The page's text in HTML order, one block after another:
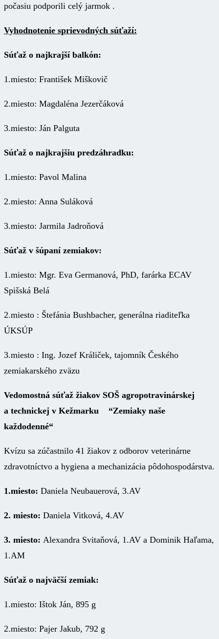
počasiu podporili celý jarmok .
Vyhodnotenie sprievodných súťaží:
Súťaž o najkrajší balkón:
1.miesto: František Miškovič
2.miesto: Magdaléna Jezerčáková
3.miesto: Ján Palguta
Súťaž o najkrajšiu predzáhradku:
1.miesto: Pavol Malina
2.miesto: Anna Suláková
3.miesto: Jarmila Jadroňová
Súťaž v šúpaní zemiakov:
1.miesto: Mgr. Eva Germanová, PhD, farárka ECAV
Spišská Belá
2.miesto : Štefánia Bushbacher, generálna riaditeľka
ÚKSÚP
3.miesto : Ing. Jozef Králiček, tajomník Českého
zemiakarského zväzu
Vedomostná súťaž žiakov SOŠ agropotravinárskej
a technickej v Kežmarku “Zemiaky naše
každodenné“
Kvízu sa zúčastnilo 41 žiakov z odborov veterinárne
zdravotníctvo a hygiena a mechanizácia pôdohospodárstva.
1.miesto: Daniela Neubauerová, 3.AV
2. miesto: Daniela Vitková, 4.AV
3. miesto: Alexandra Svitaňová, 1.AV a Dominik Haľama,
1.AM
Súťaž o najväčší zemiak:
1.miesto: Ištok Ján, 895 g
2.miesto: Pajer Jakub, 792 g